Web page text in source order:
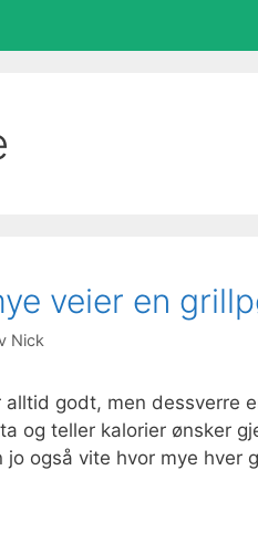
veier en
Nick
alltid godt, men dessverre
og teller kalorier ønsker
jo også vite hvor mye hver